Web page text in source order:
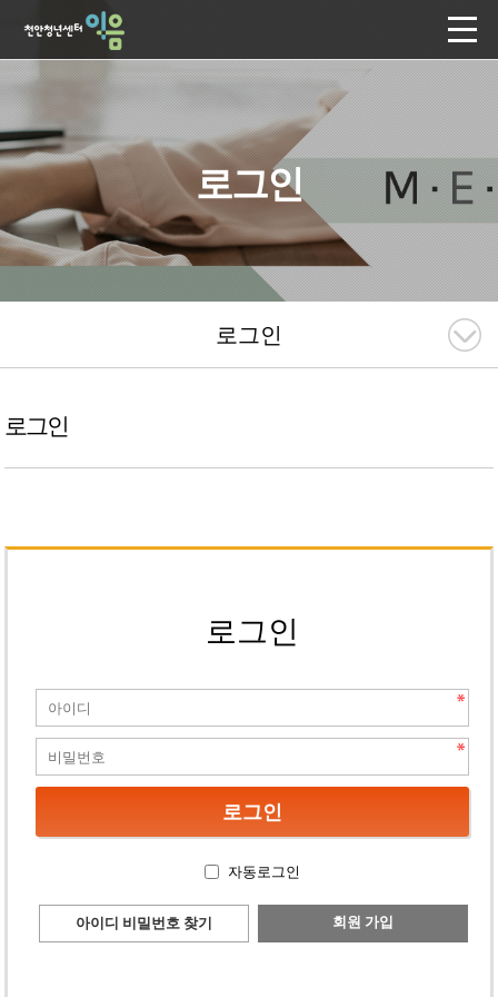
로그인
로그인
로그인
로그인
자동로그인
아이디 비밀번호 찾기 회원 가입